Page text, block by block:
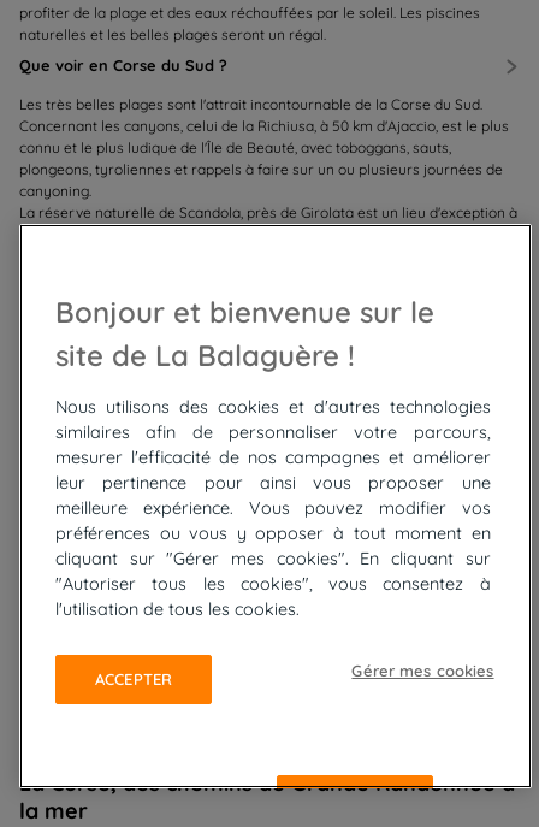
profiter de la plage et des eaux réchauffées par le soleil. Les piscines
naturelles et les belles plages seront un régal.
Que voir en Corse du Sud ?
Les très belles plages sont l'attrait incontournable de la Corse du Sud.
Concernant les canyons, celui de la Richiusa, à 50 km d'Ajaccio, est le plus
connu et le plus ludique de l'Île de Beauté, avec toboggans, sauts,
plongeons, tyroliennes et rappels à faire sur un ou plusieurs journées de
canyoning.
La réserve naturelle de Scandola, près de Girolata est un lieu d'exception à
Quelle est la longueur du GR20 en Corse ?
Le GR20 traverse la Corse du nord au sud sur environ 180 km. Considéré
comme l'un des treks les plus exigeants d'Europe, il se parcourt
Quelle est la plus belle randonnée à faire en Corse ?
La plus célèbre randonnée de Corse est le GR20, réputé pour ses
paysages spectaculaires et ses passages en haute montagne. Pour une
randonnée plus accessible, les sentiers des Calanques de Piana, du Cap
Corse ou des aiguilles de Bavella offrent également des panoramas
exceptionnels entre mer et montagne.
Corse : nos voyages à vélo
La Corse, des chemins de Grande Randonnée à
la mer
Bonjour et bienvenue sur le
site de La Balaguère !
Nous utilisons des cookies et d'autres technologies
similaires afin de personnaliser votre parcours,
mesurer l'efficacité de nos campagnes et améliorer
leur pertinence pour ainsi vous proposer une
meilleure expérience. Vous pouvez modifier vos
préférences ou vous y opposer à tout moment en
cliquant sur "Gérer mes cookies". En cliquant sur
"Autoriser tous les cookies", vous consentez à
l'utilisation de tous les cookies.
Gérer mes cookies
ACCEPTER